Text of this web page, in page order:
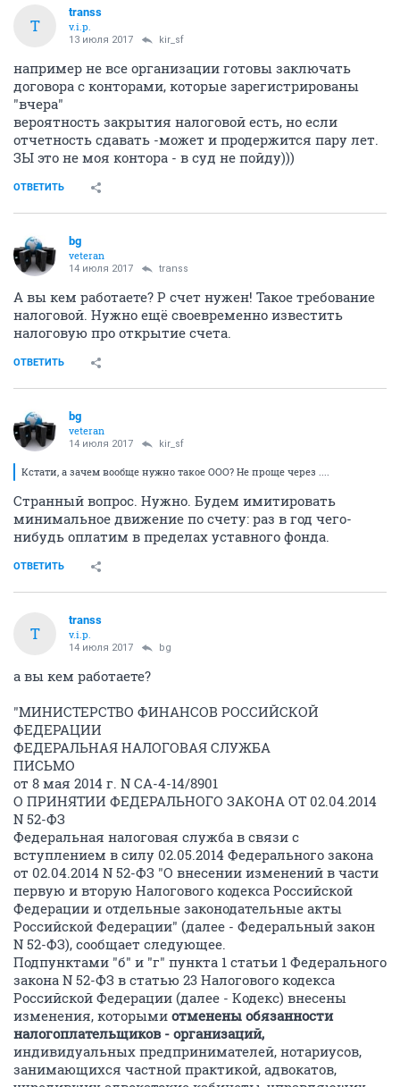
T
transs
v.i.p.
13 июля 2017 kir_sf
например не все организации готовы заключать
договора с конторами, которые зарегистрированы
"вчера"
вероятность закрытия налоговой есть, но если
отчетность сдавать -может и продержится пару лет.
ЗЫ это не моя контора - в суд не пойду)))
ОТВЕТИТЬ
bg
veteran
14 июля 2017 transs
А вы кем работаете? Р счет нужен! Такое требование
налоговой. Нужно ещё своевременно известить
налоговую про открытие счета.
ОТВЕТИТЬ
bg
veteran
14 июля 2017 kir_sf
Кстати, а зачем вообще нужно такое ООО? Не проще через ....
Странный вопрос. Нужно. Будем имитировать
минимальное движение по счету: раз в год чего-
нибудь оплатим в пределах уставного фонда.
ОТВЕТИТЬ
T
transs
v.i.p.
14 июля 2017 bg
а вы кем работаете?
"МИНИСТЕРСТВО ФИНАНСОВ РОССИЙСКОЙ
ФЕДЕРАЦИИ
ФЕДЕРАЛЬНАЯ НАЛОГОВАЯ СЛУЖБА
ПИСЬМО
от 8 мая 2014 г. N СА-4-14/8901
О ПРИНЯТИИ ФЕДЕРАЛЬНОГО ЗАКОНА ОТ 02.04.2014
N 52-ФЗ
Федеральная налоговая служба в связи с
вступлением в силу 02.05.2014 Федерального закона
от 02.04.2014 N 52-ФЗ "О внесении изменений в части
первую и вторую Налогового кодекса Российской
Федерации и отдельные законодательные акты
Российской Федерации" (далее - Федеральный закон
N 52-ФЗ), сообщает следующее.
Подпунктами "б" и "г" пункта 1 статьи 1 Федерального
закона N 52-ФЗ в статью 23 Налогового кодекса
Российской Федерации (далее - Кодекс) внесены
изменения, которыми отменены обязанности
налогоплательщиков - организаций,
индивидуальных предпринимателей, нотариусов,
занимающихся частной практикой, адвокатов,